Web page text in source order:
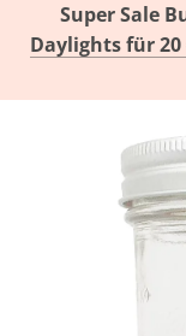
Super Sale
Daylights für 20